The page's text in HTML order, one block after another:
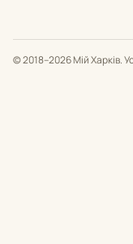
© 2018–2026 Мій Харків.